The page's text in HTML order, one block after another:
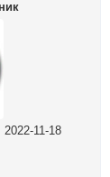
2022-11-18